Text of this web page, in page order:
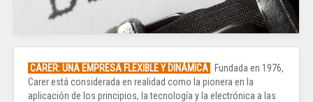
CARER: UNA EMPRESA FLEXIBLE Y DINÁMICA
Fundada en 1976,
Carer está considerada en realidad como la pionera en la
aplicación de los principios, la tecnología y la electrónica a las